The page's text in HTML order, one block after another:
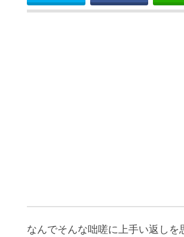
なんでそんな咄嗟に上手い返し